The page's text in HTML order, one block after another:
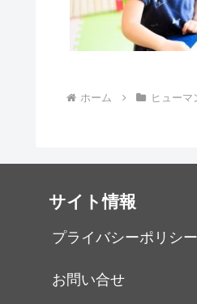
ホーム ヒューマ
サイト情報
プライバシーポリシー
お問い合せ